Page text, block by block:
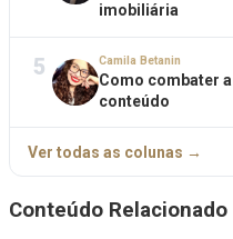
imobiliária
5 Camila Betanin
Como combater
conteúdo
Ver todas as colunas →
Conteúdo Relacionado